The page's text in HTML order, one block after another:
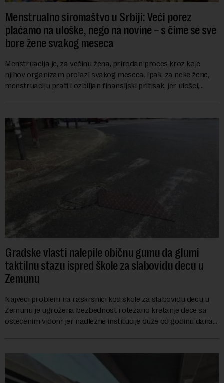
Menstrualno siromaštvo u Srbiji: Veći porez
plaćamo na uloške, nego na novine – s čime se sve
bore žene svakog meseca
Menstruacija je, za većinu žena, prirodan proces kroz koje
njihov organizam prolazi svakog meseca. Ipak, za neke žene,
menstruaciju prati i ozbiljan finansijski pritisak, jer ulošci,
Gradske vlasti nalepile običnu gumu da glumi
taktilnu stazu ispred škole za slabovidu decu u
Zemunu
Najveći problem na raskrsnici kod škole za slabovidu decu u
Zemunu je ugrožena bezbednost i otežano kretanje dece sa
oštećenim vidom jer nadležne institucije duže od godinu dana